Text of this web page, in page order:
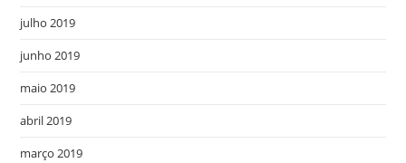
julho 2019
junho 2019
maio 2019
abril 2019
março 2019